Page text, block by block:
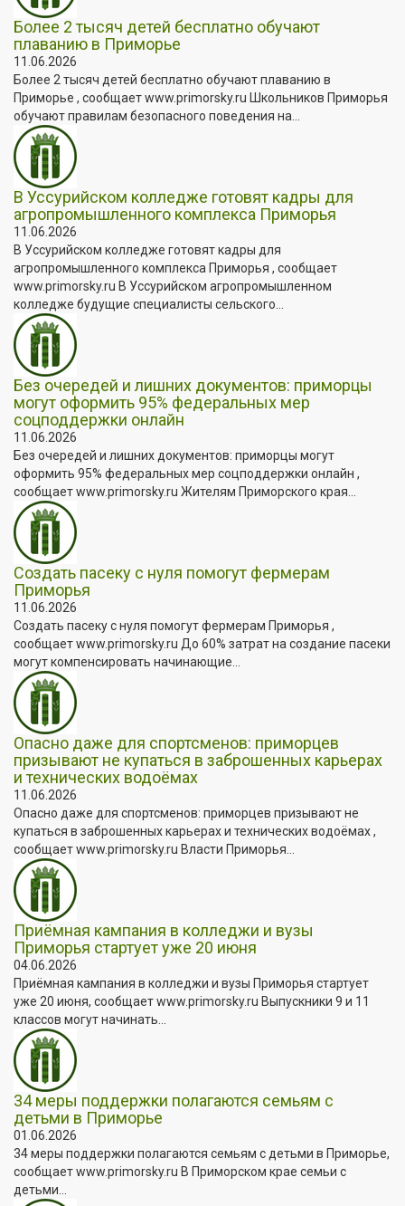
Более 2 тысяч детей бесплатно обучают
плаванию в Приморье
11.06.2026
Более 2 тысяч детей бесплатно обучают плаванию в
Приморье , сообщает www.primorsky.ru Школьников Приморья
обучают правилам безопасного поведения на...
В Уссурийском колледже готовят кадры для
агропромышленного комплекса Приморья
11.06.2026
В Уссурийском колледже готовят кадры для
агропромышленного комплекса Приморья , сообщает
www.primorsky.ru В Уссурийском агропромышленном
колледже будущие специалисты сельского...
Без очередей и лишних документов: приморцы
могут оформить 95% федеральных мер
соцподдержки онлайн
11.06.2026
Без очередей и лишних документов: приморцы могут
оформить 95% федеральных мер соцподдержки онлайн ,
сообщает www.primorsky.ru Жителям Приморского края...
Создать пасеку с нуля помогут фермерам
Приморья
11.06.2026
Создать пасеку с нуля помогут фермерам Приморья ,
сообщает www.primorsky.ru До 60% затрат на создание пасеки
могут компенсировать начинающие...
Опасно даже для спортсменов: приморцев
призывают не купаться в заброшенных карьерах
и технических водоёмах
11.06.2026
Опасно даже для спортсменов: приморцев призывают не
купаться в заброшенных карьерах и технических водоёмах ,
сообщает www.primorsky.ru Власти Приморья...
Приёмная кампания в колледжи и вузы
Приморья стартует уже 20 июня
04.06.2026
Приёмная кампания в колледжи и вузы Приморья стартует
уже 20 июня, сообщает www.primorsky.ru Выпускники 9 и 11
классов могут начинать...
34 меры поддержки полагаются семьям с
детьми в Приморье
01.06.2026
34 меры поддержки полагаются семьям с детьми в Приморье,
сообщает www.primorsky.ru В Приморском крае семьи с
детьми...